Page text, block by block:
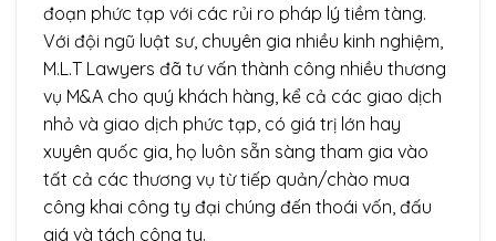
đoạn phức tạp với các rủi ro pháp lý tiềm tàng.
Với đội ngũ luật sư, chuyên gia nhiều kinh nghiệm,
M.L.T Lawyers đã tư vấn thành công nhiều thương
vụ M&A cho quý khách hàng, kể cả các giao dịch
nhỏ và giao dịch phức tạp, có giá trị lớn hay
xuyên quốc gia, họ luôn sẵn sàng tham gia vào
tất cả các thương vụ từ tiếp quản/chào mua
công khai công ty đại chúng đến thoái vốn, đấu
giá và tách công ty.